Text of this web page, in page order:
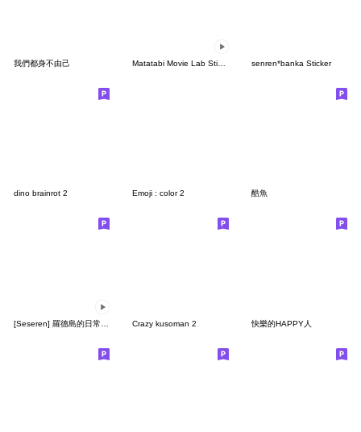
我們都身不由己 senren*banka Sticker
dino brainrot 2 Emoji : color 2 酷魚
Crazy kusoman 2 快樂的HAPPY人